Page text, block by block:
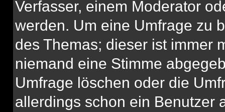
Verfasser, einem Moderator
werden. Um eine Umfrage zu
des Themas; dieser ist immer
niemand eine Stimme
Umfrage löschen oder die
allerdings schon ein Benutzer